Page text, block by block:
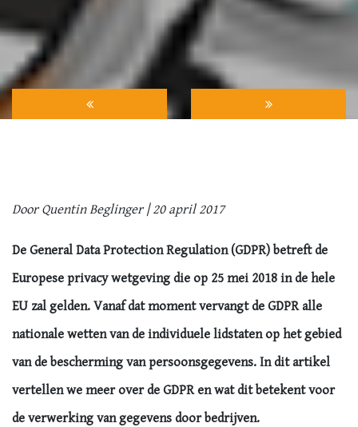
Door Quentin Beglinger | 20 april 2017
De General Data Protection Regulation (GDPR) betreft de
Europese privacy wetgeving die op 25 mei 2018 in de hele
EU zal gelden. Vanaf dat moment vervangt de GDPR alle
nationale wetten van de individuele lidstaten op het gebied
van de bescherming van persoonsgegevens. In dit artikel
vertellen we meer over de GDPR en wat dit betekent voor
de verwerking van gegevens door bedrijven.